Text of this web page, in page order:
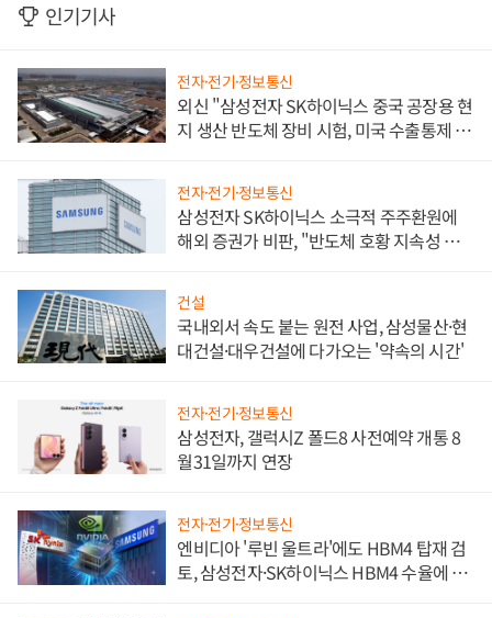
인기기사
전자·전기·정보통신
외신 "삼성전자 SK하이닉스 중국 공장용 현
지 생산 반도체 장비 시험, 미국 수출통제 대
전자·전기·정보통신
삼성전자 SK하이닉스 소극적 주주환원에
해외 증권가 비판, "반도체 호황 지속성 의
건설
국내외서 속도 붙는 원전 사업, 삼성물산·현
대건설·대우건설에 다가오는 '약속의 시간'
전자·전기·정보통신
삼성전자, 갤럭시Z 폴드8 사전예약 개통 8
월31일까지 연장
전자·전기·정보통신
엔비디아 '루빈 울트라'에도 HBM4 탑재 검
토, 삼성전자·SK하이닉스 HBM4 수율에 주